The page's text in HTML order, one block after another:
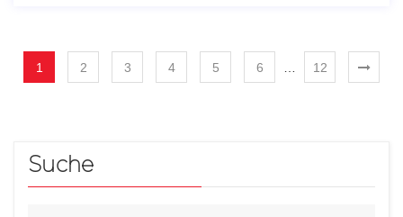
1 2 3 4 5 6 … 12
Suche